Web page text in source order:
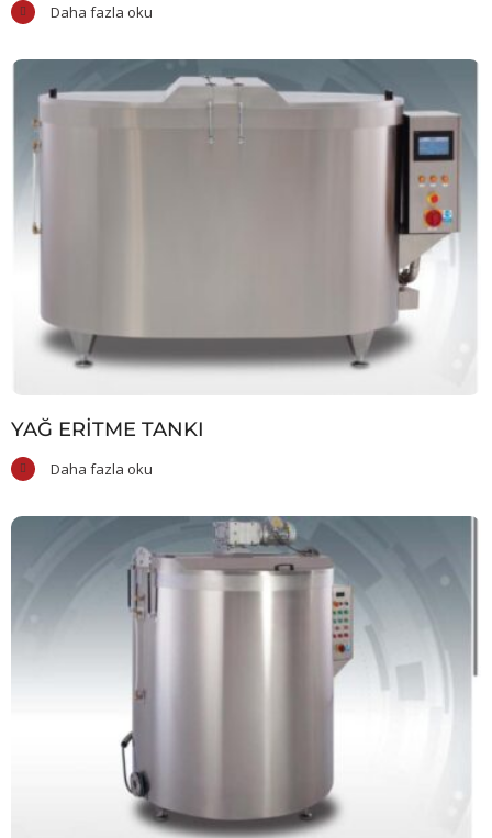
Daha fazla oku
YAĞ ERITME TANKI
Daha fazla oku